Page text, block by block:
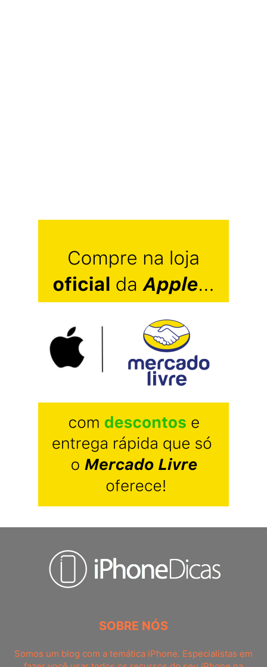
SOBRE NÓS
Somos um blog com a temática iPhone. Especialistas em